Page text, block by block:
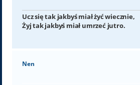
Ucz się tak jakbyś miał żyć wiecznie,
Żyj tak jakbyś miał umrzeć jutro.
Nen